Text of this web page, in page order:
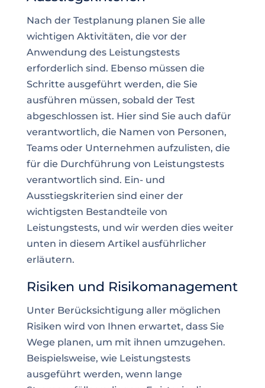
Nach der Testplanung planen Sie alle
wichtigen Aktivitäten, die vor der
Anwendung des Leistungstests
erforderlich sind. Ebenso müssen die
Schritte ausgeführt werden, die Sie
ausführen müssen, sobald der Test
abgeschlossen ist. Hier sind Sie auch dafür
verantwortlich, die Namen von Personen,
Teams oder Unternehmen aufzulisten, die
für die Durchführung von Leistungstests
verantwortlich sind. Ein- und
Ausstiegskriterien sind einer der
wichtigsten Bestandteile von
Leistungstests, und wir werden dies weiter
unten in diesem Artikel ausführlicher
erläutern.
Risiken und Risikomanagement
Unter Berücksichtigung aller möglichen
Risiken wird von Ihnen erwartet, dass Sie
Wege planen, um mit ihnen umzugehen.
Beispielsweise, wie Leistungstests
ausgeführt werden, wenn lange